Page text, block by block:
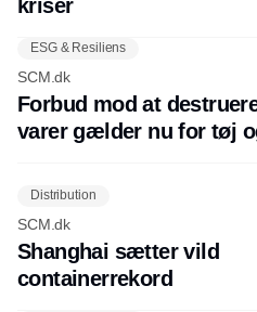
kriser
ESG & Resiliens
SCM.dk
Forbud mod at
varer gælder nu for tøj
Distribution
SCM.dk
Shanghai sætter vild
containerrekord